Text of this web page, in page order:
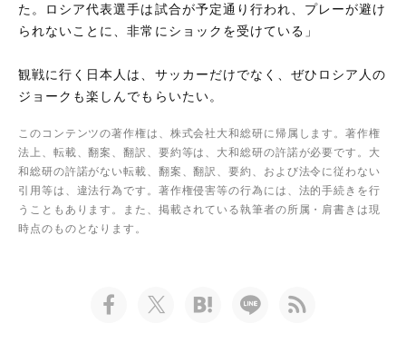
た。ロシア代表選手は試合が予定通り行われ、プレーが避け
られないことに、非常にショックを受けている」
観戦に行く日本人は、サッカーだけでなく、ぜひロシア人の
ジョークも楽しんでもらいたい。
このコンテンツの著作権は、株式会社大和総研に帰属します。著作権
法上、転載、翻案、翻訳、要約等は、大和総研の許諾が必要です。大
和総研の許諾がない転載、翻案、翻訳、要約、および法令に従わない
引用等は、違法行為です。著作権侵害等の行為には、法的手続きを行
うこともあります。また、掲載されている執筆者の所属・肩書きは現
時点のものとなります。